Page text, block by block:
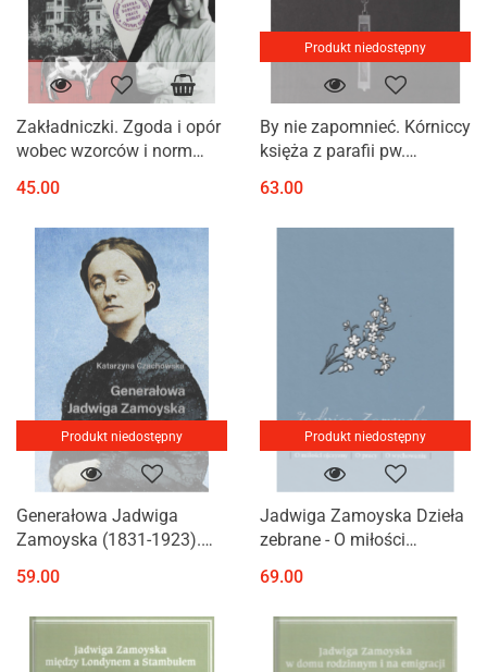
Zakładniczki. Zgoda i opór
wobec wzorców i norm
Kobiet Jadwigi Zamoyskiej
(1882-1914)
45.00
Produkt niedostępny
By nie zapomnieć. Kórniccy
księża z parafii pw.
więźniowie niemieckich
obozów koncentracyjnych
63.00
Produkt niedostępny
Generałowa Jadwiga
Zamoyska (1831-1923).
59.00
Produkt niedostępny
Jadwiga Zamoyska Dzieła
zebrane - O miłości
wychowaniu
69.00